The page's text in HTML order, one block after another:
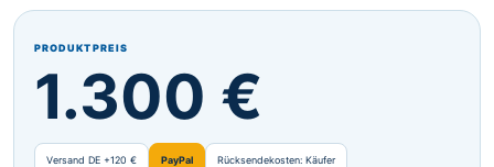
PRODUKTPREIS
1.300 €
Versand DE +120 € PayPal Rücksendekosten: Käufer